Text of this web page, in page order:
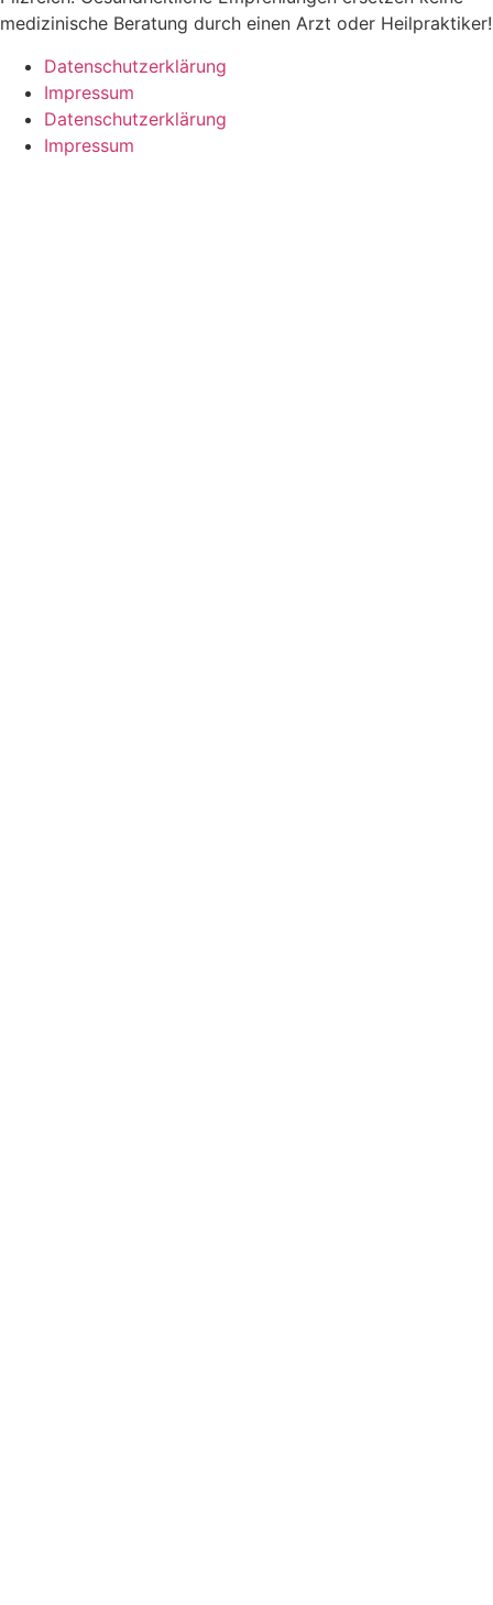
medizinische Beratung durch einen Arzt oder Heilpraktiker!
Datenschutzerklärung
Impressum
Datenschutzerklärung
Impressum